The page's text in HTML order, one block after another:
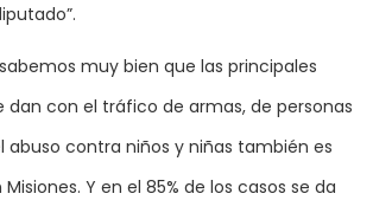
muy bien que las principales
dan con el tráfico de armas, de personas
abuso contra niños y niñas también es
Y en el 85% de los casos se da